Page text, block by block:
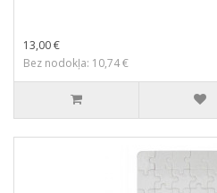
13,00 €
Bez nodokļa: 10,74 €